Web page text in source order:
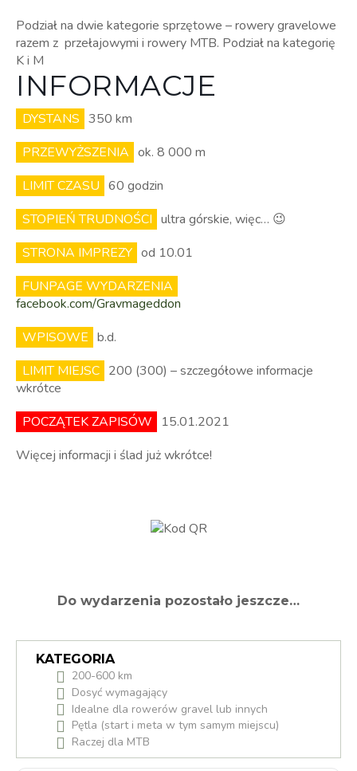
Podział na dwie kategorie sprzętowe – rowery gravelowe
razem z przełajowymi i rowery MTB. Podział na kategorię
K i M
INFORMACJE
DYSTANS 350 km
PRZEWYŻSZENIA ok. 8 000 m
LIMIT CZASU 60 godzin
STOPIEŃ TRUDNOŚCI ultra górskie, więc… 😉
STRONA IMPREZY od 10.01
FUNPAGE WYDARZENIA
facebook.com/Gravmageddon
WPISOWE b.d.
LIMIT MIEJSC 200 (300) – szczegółowe informacje
wkrótce
POCZĄTEK ZAPISÓW
15.01.2021
Więcej informacji i ślad już wkrótce!
Do wydarzenia pozostało jeszcze…
KATEGORIA
200-600 km
Dosyć wymagający
Idealne dla rowerów gravel lub innych
Pętla (start i meta w tym samym miejscu)
Raczej dla MTB